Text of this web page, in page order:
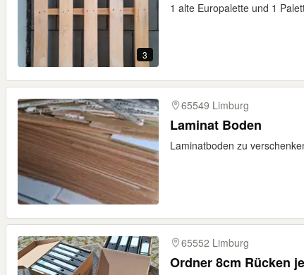
3
1 alte Europalette und 1
65549 Limburg
Laminat Boden
Laminatboden zu
65552 Limburg
Ordner 8cm Rücken